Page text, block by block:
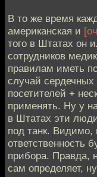
В то же время
американская и
того в Штатах он
сотрудников
правилам иметь
случай сердечных
посетителей +
применять. Ну у
в Штатах эти
под танк. Видимо,
ответственность
прибора. Правда,
сам определяет,